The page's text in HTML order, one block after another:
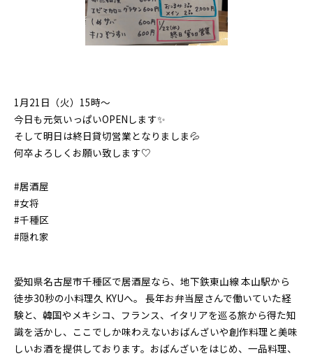
1月21日（火）15時〜
今日も元気いっぱいOPENします✨
そして明日は終日貸切営業となりましま💦
何卒よろしくお願い致します♡
#居酒屋
#女将
#千種区
#隠れ家
愛知県名古屋市千種区で居酒屋なら、地下鉄東山線 本山駅から
徒歩30秒の小料理久 KYUへ。 長年お弁当屋さんで働いていた経
験と、韓国やメキシコ、フランス、イタリアを巡る旅から得た知
識を活かし、ここでしか味わえないおばんざいや創作料理と美味
しいお酒を提供しております。おばんざいをはじめ、一品料理、